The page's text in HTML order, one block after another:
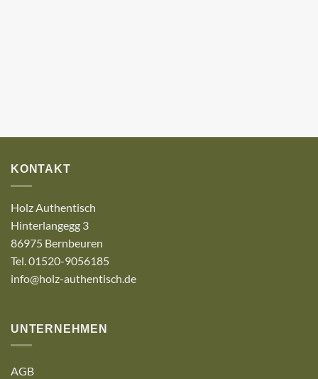
KONTAKT
Holz Authentisch
Hinterlangegg 3
86975 Bernbeuren
Tel. 01520-9056185
info@holz-authentisch.de
UNTERNEHMEN
AGB